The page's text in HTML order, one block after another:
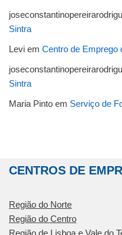
Sintra
Levi em Centro de Emprego
Sintra
Maria Pinto em Serviço de
CENTROS DE
Região do Norte
Região do Centro
Região de Lisboa e Vale do